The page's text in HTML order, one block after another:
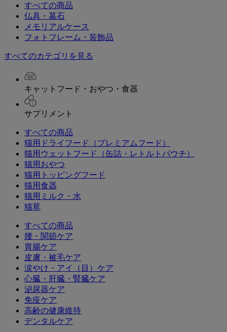
すべての商品
仏具・墓石
メモリアルケース
フォトフレーム・装飾品
すべてのカテゴリを見る
キャットフード・おやつ・食器
サプリメント
すべての商品
猫用ドライフード（プレミアムフード）
猫用ウェットフード（缶詰・レトルトパウチ）
猫用おやつ
猫用トッピングフード
猫用食器
猫用ミルク・水
猫草
すべての商品
腰・関節ケア
胃腸ケア
皮膚・被毛ケア
涙やけ・アイ（目）ケア
心臓・肝臓・腎臓ケア
泌尿器ケア
免疫ケア
高齢の健康維持
デンタルケア